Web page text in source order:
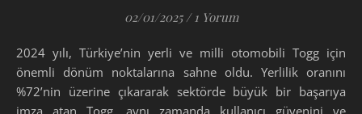
02/01/2025 / 1 Yorum
2024 yılı, Türkiye’nin yerli ve milli otomobili Togg için
önemli dönüm noktalarına sahne oldu. Yerlilik oranını
%72’nin üzerine çıkararak sektörde büyük bir başarıya
imza atan Togg, aynı zamanda kullanıcı güvenini ve